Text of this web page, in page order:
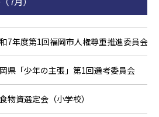
7年度第1回福岡市人権尊重推進委員会
県「少年の主張」第1回選考委員会
物資選定会（小学校）